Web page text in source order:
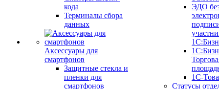
кода
Терминалы сбора
данных
Аксессуары для
смартфонов
Защитные стекла и
пленки для
смартфонов
ЭДО
1С-
Статусы